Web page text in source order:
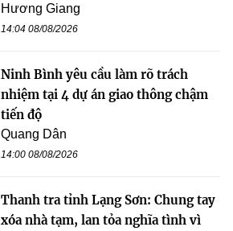
Hương Giang
14:04 08/08/2026
Ninh Bình yêu cầu làm rõ trách
nhiệm tại 4 dự án giao thông chậm
tiến độ
Quang Dân
14:00 08/08/2026
Thanh tra tỉnh Lạng Sơn: Chung tay
xóa nhà tạm, lan tỏa nghĩa tình vì